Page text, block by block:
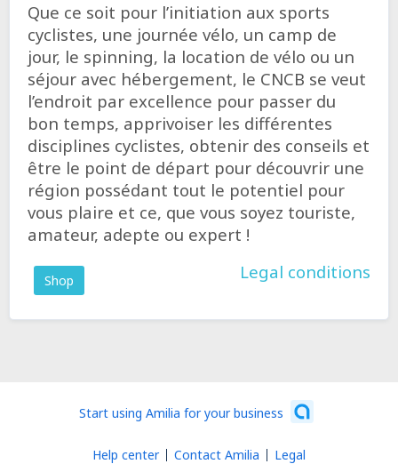
Que ce soit pour l’initiation aux sports
cyclistes, une journée vélo, un camp de
jour, le spinning, la location de vélo ou un
séjour avec hébergement, le CNCB se veut
l’endroit par excellence pour passer du
bon temps, apprivoiser les différentes
disciplines cyclistes, obtenir des conseils et
être le point de départ pour découvrir une
région possédant tout le potentiel pour
vous plaire et ce, que vous soyez touriste,
amateur, adepte ou expert !
Shop Legal conditions
Start using Amilia for your business
Help center Contact Amilia Legal